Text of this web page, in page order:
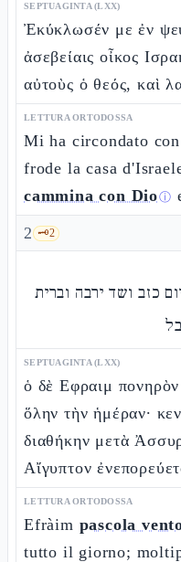
SEPTUAGINTA (LXX)
Ἐκύκλωσέν με ἐν
ἀσεβείαις οἶκος
αὐτοὺς ὁ θεός, καὶ
LETTURA ORTODOSSA
Mi ha circondato con
frode la casa
cammina con Dioⓘ
2 🗝️2
כזב ושד ירבה וברית
SEPTUAGINTA (LXX)
ὁ δὲ Εφραιμ
ὅλην τὴν ἡμέραν·
διαθήκην μετὰ
Αἴγυπτον
LETTURA ORTODOSSA
Efràim pascola
tutto il giorno;